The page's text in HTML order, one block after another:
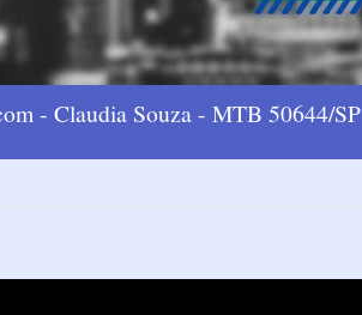
- Claudia Souza - MTB 50644/SP